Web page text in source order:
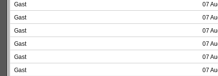
Gast
07
Gast
07
Gast
07
Gast
07
Gast
07
Gast
07